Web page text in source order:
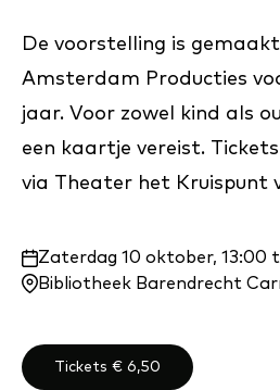
De voorstelling is
Amsterdam Producties
jaar. Voor zowel kind als
een kaartje vereist.
via Theater het Kruispunt
Waar
en
Zaterdag 10 oktober, 13:00
Bibliotheek Barendrecht
Tickets € 6,50